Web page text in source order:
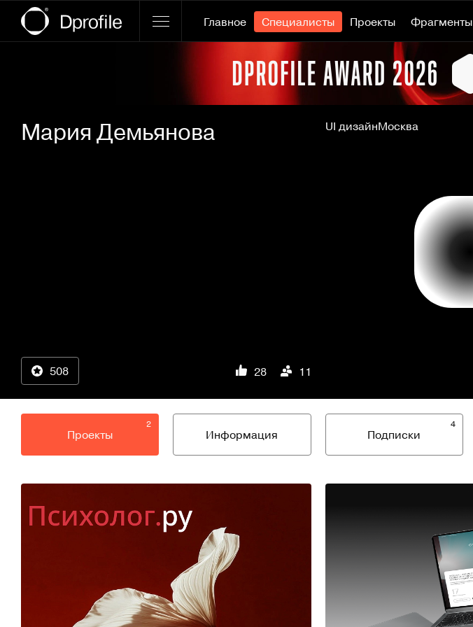
Главное Специалисты Проекты Фрагменты
Мария Демьянова UI дизайнМосква
508 28 11
2
Проекты Информация
4
Подписки